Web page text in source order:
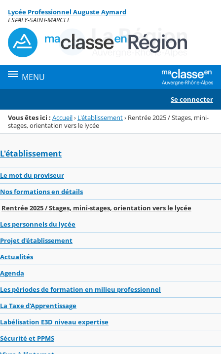
Menu de la rubrique
Contenu
Lycée Professionnel Auguste Aymard
ESPALY-SAINT-MARCEL
MENU
Se connecter
Vous êtes ici : Accueil› L'établissement› Rentrée 2025 / Stages, mini-
stages, orientation vers le lycée
L'établissement
Le mot du proviseur
Nos formations en détails
Rentrée 2025 / Stages, mini-stages, orientation vers le lycée
Les personnels du lycée
Projet d'établissement
Actualités
Agenda
Les périodes de formation en milieu professionnel
La Taxe d'Apprentissage
Labélisation E3D niveau expertise
Sécurité et PPMS